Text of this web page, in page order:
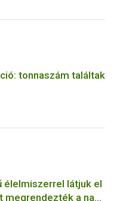
tonnaszám találtak
élelmiszerrel látjuk el
megrendezték a nagy